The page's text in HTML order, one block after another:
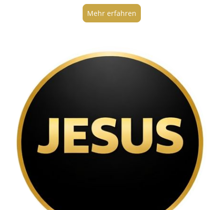
Mehr erfahren